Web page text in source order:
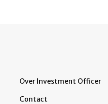
Over Investment Officer
Contact